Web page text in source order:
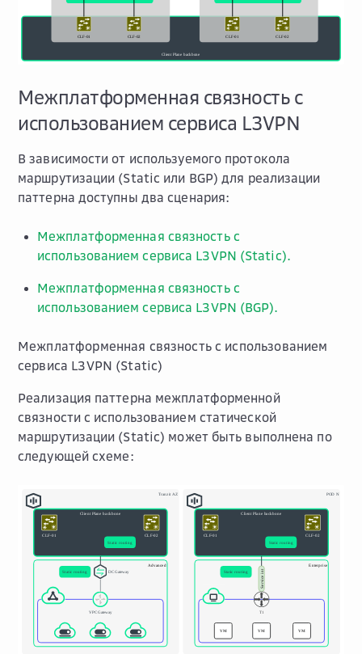
Межплатформенная связность с
использованием сервиса L3VPN
В зависимости от используемого протокола
маршрутизации (Static или BGP) для реализации
паттерна доступны два сценария:
Межплатформенная связность с
использованием сервиса L3VPN (Static).
Межплатформенная связность с
использованием сервиса L3VPN (BGP).
Межплатформенная связность с использованием
сервиса L3VPN (Static)
Реализация паттерна межплатформенной
связности с использованием статической
маршрутизации (Static) может быть выполнена по
следующей схеме: